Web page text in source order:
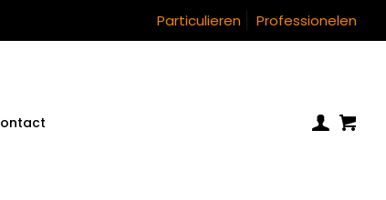
Particulieren Professionelen